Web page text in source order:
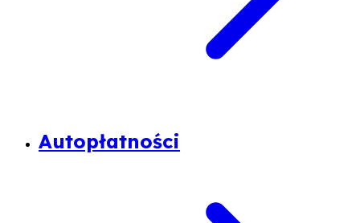
Autopłatności